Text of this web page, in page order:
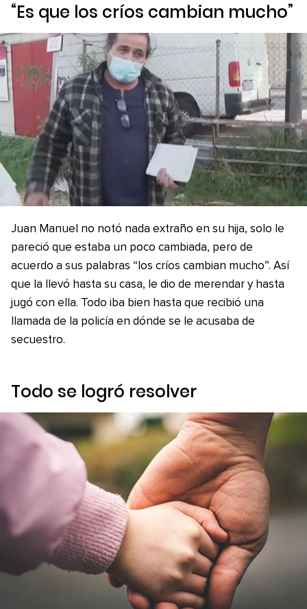
“Es que los críos cambian mucho”
Juan Manuel no notó nada extraño en su hija, solo le
pareció que estaba un poco cambiada, pero de
acuerdo a sus palabras “los críos cambian mucho”. Así
que la llevó hasta su casa, le dio de merendar y hasta
jugó con ella. Todo iba bien hasta que recibió una
llamada de la policía en dónde se le acusaba de
secuestro.
Todo se logró resolver